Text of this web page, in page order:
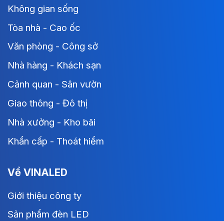
Không gian sống
Tòa nhà - Cao ốc
Văn phòng - Công sở
Nhà hàng - Khách sạn
Cảnh quan - Sân vườn
Giao thông - Đô thị
Nhà xưởng - Kho bãi
Khẩn cấp - Thoát hiểm
Về VINALED
Giới thiệu công ty
Sản phẩm đèn LED